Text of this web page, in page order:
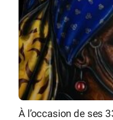
À l’occasion de ses